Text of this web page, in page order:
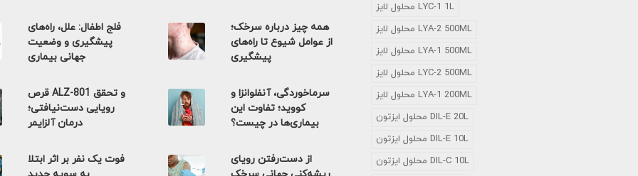
فلج اطفال: علل، راه‌های
پیشگیری و وضعیت
جهانی بیماری
قرص ALZ-801 و تحقق
رویایی دست‌نیافتی؛
درمان آلزایمر
فوت یک نفر بر اثر ابتلا
همه چیز درباره سرخک؛
از عوامل شیوع تا راه‌های
پیشگیری
سرماخوردگی، آنفلوانزا و
کووید؛ تفاوت این
بیماری‌ها در چیست؟
از دست‌رفتن رویای
محلول لایز LYC-1 1L
محلول لایز LYA-2 500ML
محلول لایز LYA-1 500ML
محلول لایز LYC-2 500ML
محلول لایز LYA-1 200ML
محلول ایزتون DIL-E 20L
محلول ایزتون DIL-E 10L
محلول ایزتون DIL-C 10L